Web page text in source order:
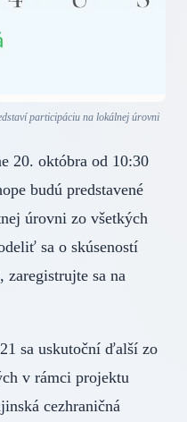
participáciu na lokálnej úrovni
20. októbra od 10:30
budú predstavené
úrovni zo všetkých
sa o skúseností
zaregistrujte sa na
sa uskutoční ďalší zo
v rámci projektu
cezhraničná